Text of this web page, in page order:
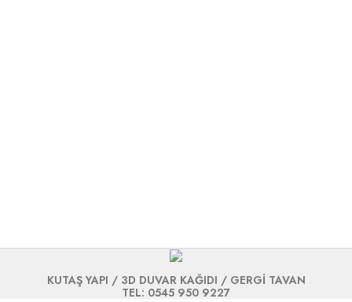
KUTAŞ YAPI / 3D DUVAR KAĞIDI / GERGİ TAVAN
TEL: 0545 950 9227